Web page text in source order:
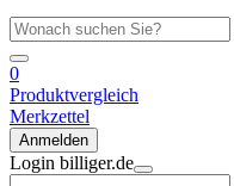
0
Produktvergleich
Merkzettel
Anmelden
Login billiger.de